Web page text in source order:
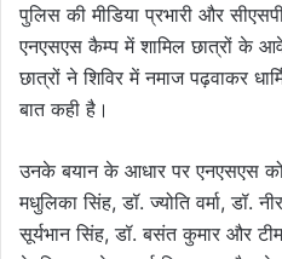
पुलिस की मीडिया प्रभारी और
एन‌एस‌एस कैम्प में शामिल छात्रों के
छात्रों ने शिविर में नमाज पढ़वाकर
बात कही है।
उनके बयान के आधार पर एन‌एसएस को-
मधुलिका सिंह, डॉ. ज्योति वर्मा, डॉ.
सूर्यभान सिंह, डॉ. बसंत कुमार और